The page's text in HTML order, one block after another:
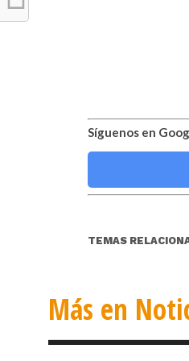
Síguenos en
TEMAS
Más en